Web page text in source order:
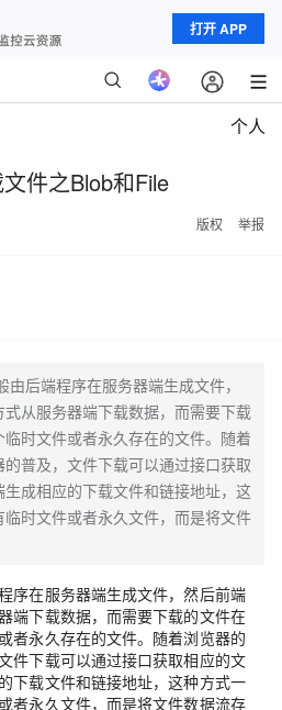
打开 APP
个人
件之Blob和File
版权 举报
后端程序在服务器端生成文件，
从服务器端下载数据，而需要下载
时文件或者永久存在的文件。随着
普及，文件下载可以通过接口获取
成相应的下载文件和链接地址，这
时文件或者永久文件，而是将文件
序在服务器端生成文件，然后前端
端下载数据，而需要下载的文件在
者永久存在的文件。随着浏览器的
件下载可以通过接口获取相应的文
下载文件和链接地址，这种方式一
者永久文件，而是将文件数据流存